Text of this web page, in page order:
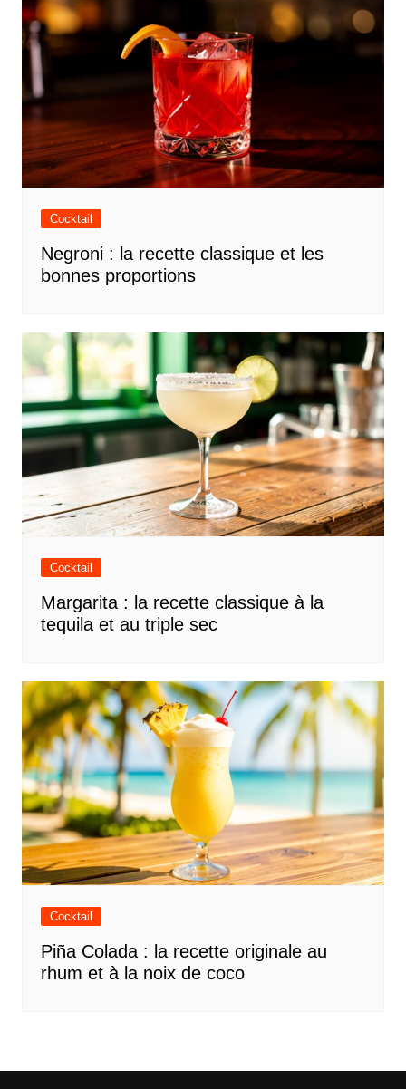
Cocktail
Negroni : la recette classique et les
bonnes proportions
Cocktail
Margarita : la recette classique à la
tequila et au triple sec
Cocktail
Piña Colada : la recette originale au
rhum et à la noix de coco